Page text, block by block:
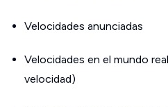
Velocidades anunciadas
Velocidades en el mundo
velocidad)